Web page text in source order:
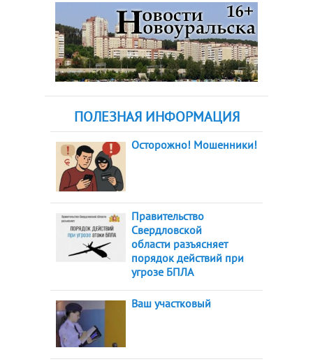
ПОЛЕЗНАЯ ИНФОРМАЦИЯ
Осторожно! Мошенники!
Правительство
Свердловской
области разъясняет
порядок действий при
угрозе БПЛА
Ваш участковый